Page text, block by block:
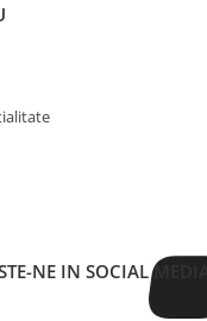
NE IN SOCIAL MEDIA